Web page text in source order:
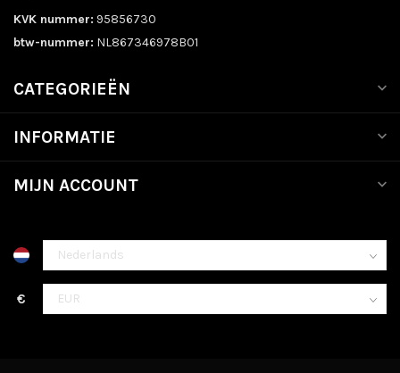
KVK nummer: 95856730
btw-nummer: NL867346978B01
CATEGORIEËN
INFORMATIE
MIJN ACCOUNT
€